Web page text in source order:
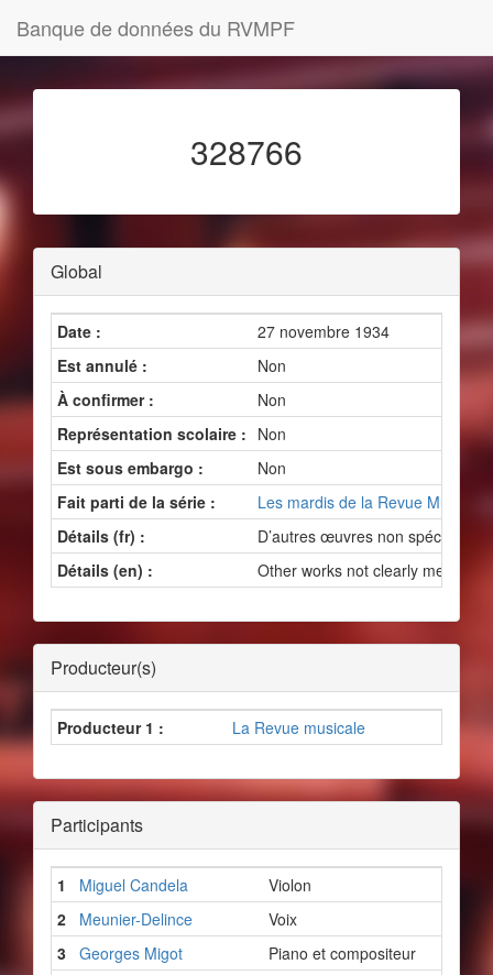
Banque de données du RVMPF
328766
Global
Date :
27 novembre 1934
Est annulé :
Non
À confirmer :
Non
Représentation scolaire : Non
Est sous embargo :
Non
Fait parti de la série :
Les mardis de la Revue Musicale
Détails (fr) :
D’autres œuvres non spécifiées
Détails (en) :
Other works not clearly
Producteur(s)
Producteur 1 : La Revue musicale
Participants
1 Miguel Candela
Violon
2
Meunier-Delince
Voix
3 Georges Migot
Piano et compositeur